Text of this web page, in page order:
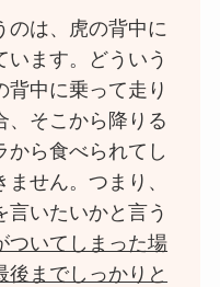
のは、虎の背中に
います。どういう
背中に乗って走り
、そこから降りる
から食べられてし
せん。つまり、
言いたいかと言う
ついてしまった場
後までしっかりと